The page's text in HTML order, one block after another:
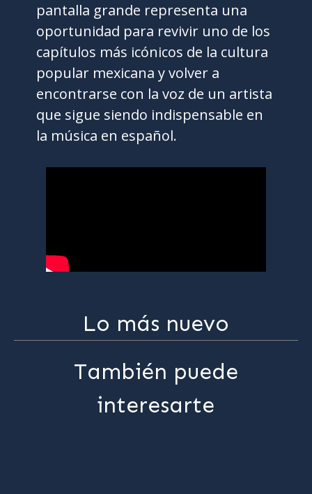
pantalla grande representa una
oportunidad para revivir uno de los
capítulos más icónicos de la cultura
popular mexicana y volver a
encontrarse con la voz de un artista
que sigue siendo indispensable en
la música en español.
Lo más nuevo
También puede
interesarte